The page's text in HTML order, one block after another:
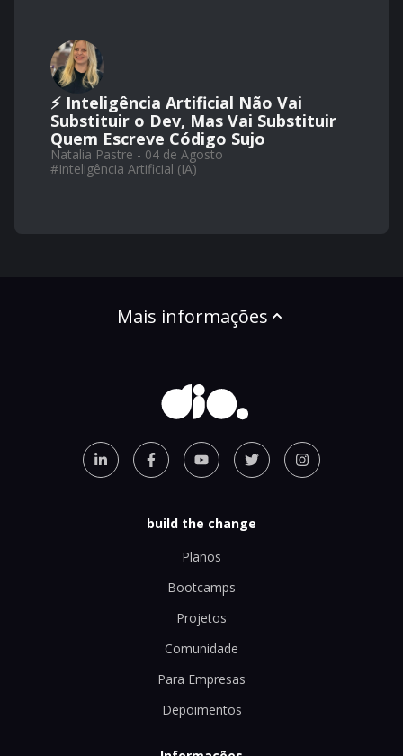
⚡ Inteligência Artificial Não Vai
Substituir o Dev, Mas Vai Substituir
Quem Escreve Código Sujo
Natalia Pastre - 04 de Agosto
#Inteligência Artificial (IA)
Mais informações
build the change
Planos
Bootcamps
Projetos
Comunidade
Para Empresas
Depoimentos